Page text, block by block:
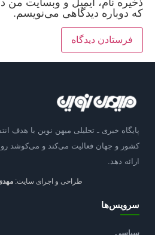
ذخیره نام، ایمیل و وبسایت من
که دوباره دیدگاهی می‌نویسم.
پایگاه خبری ـ تحلیلی میهن نوین با هدف
کشور و جهان فعالیت می‌کند و می‌کوشد
ارائه دهد.
طراحی و اجرای سایت:
سرویس‌ها
سیاسی